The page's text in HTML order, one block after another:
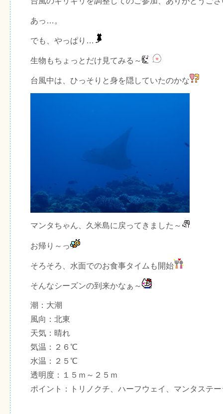
あっ…。
でも、やっぱり…
生物もちょっとだけ見てみる～
台風中は、ひっそりと身を隠していたのかな
マンタちゃん、久米島に戻ってきました～
お帰り～っ
そろそろ、水面でのお食事タイムも開始
そんなシーズンの到来かなぁ～
潮：大潮
風向：北東
天気：晴れ
気温：２６℃
水温：２５℃
透明度：１５ｍ～２５ｍ
ポイント：トリノクチ、ハーフウェイ、マンタステ